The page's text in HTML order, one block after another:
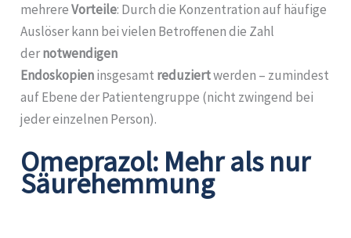
mehrereVorteile: Durch die Konzentration auf häufige
Auslöser kann bei vielen Betroffenen die Zahl
dernotwendigen
Endoskopieninsgesamt reduziertwerden – zumindest
auf Ebene der Patientengruppe (nicht zwingend bei
jeder einzelnen Person).
Omeprazol: Mehr als nur
Säurehemmung